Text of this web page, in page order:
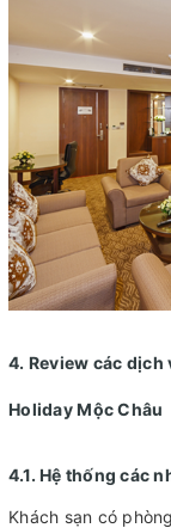
4. Review các
Holiday Mộc Châu
4.1. Hệ thống các
Khách sạn có